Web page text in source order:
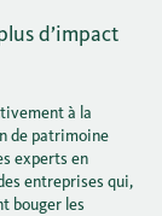
d’impact
à la
de patrimoine
experts en
entreprises qui,
bouger les